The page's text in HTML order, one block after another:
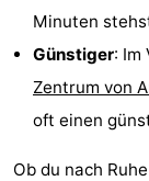
Kanale
Coffeeshops
Homohauptstadt
Rotlichtviertel
Minuten
Günstiger: Im
Zentrum von
oft einen
Ob du nach Ruhe